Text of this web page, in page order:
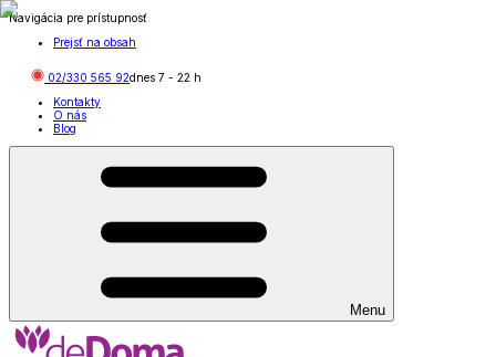
Navigácia pre prístupnosť
Prejsť na obsah
02/330 565 92dnes 7 - 22 h
Kontakty
O nás
Blog
Menu